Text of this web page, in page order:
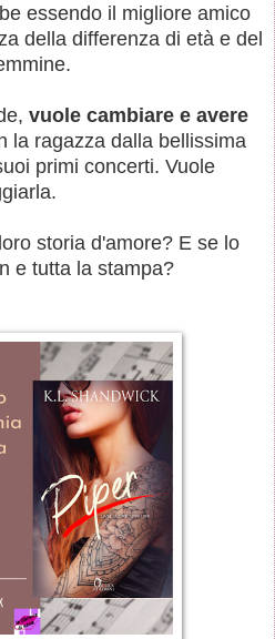
essendo il migliore amico
della differenza di età e del
vuole cambiare e avere
la ragazza dalla bellissima
primi concerti. Vuole
storia d'amore? E se lo
e tutta la stampa?